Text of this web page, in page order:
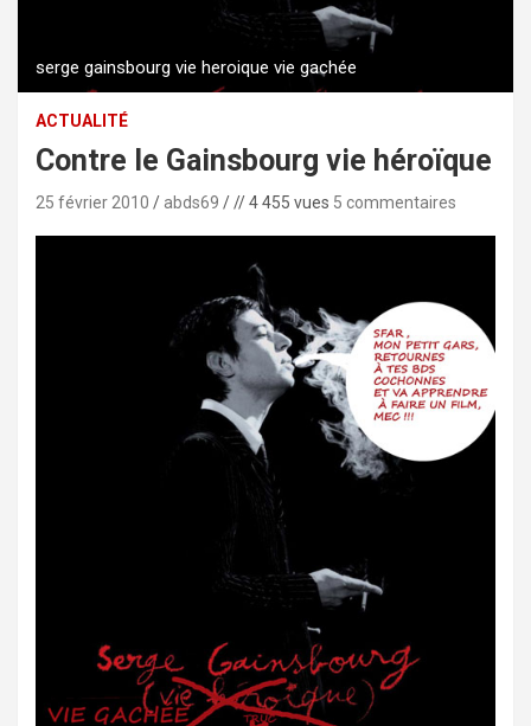
serge gainsbourg vie heroique vie gachée
ACTUALITÉ
Contre le Gainsbourg vie héroïque
25 février 2010 abds69 // 4 455 vues 5 commentaires